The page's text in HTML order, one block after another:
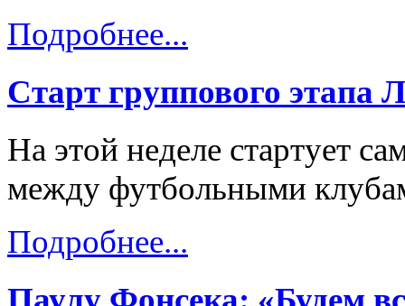
Подробнее...
Старт группового этапа
На этой неделе стартует
между футбольными
Подробнее...